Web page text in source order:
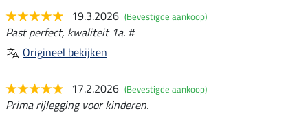
19.3.2026 (Bevestigde aankoop)
Past perfect, kwaliteit 1a. #
Origineel bekijken
17.2.2026 (Bevestigde aankoop)
Prima rijlegging voor kinderen.